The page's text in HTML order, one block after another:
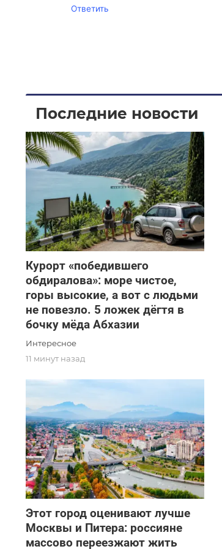
Ответить
Последние новости
Курорт «победившего
обдиралова»: море чистое,
горы высокие, а вот с людьми
не повезло. 5 ложек дёгтя в
бочку мёда Абхазии
Интересное
11 минут назад
Этот город оценивают лучше
Москвы и Питера: россияне
массово переезжают жить